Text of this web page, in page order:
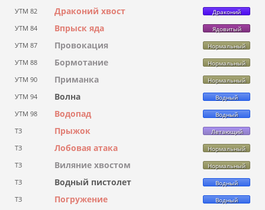
УТМ 82 Драконий хвост Драконий
УТМ 84 Впрыск яда Ядовитый
УТМ 87 Провокация Нормальный
УТМ 88 Бормотание Нормальный
УТМ 90 Приманка Нормальный
УТМ 94 Волна Водный
УТМ 98 Водопад Водный
ТЗ Прыжок Летающий
ТЗ Лобовая атака Нормальный
ТЗ Виляние хвостом Нормальный
ТЗ Водный пистолет Водный
ТЗ Погружение Водный